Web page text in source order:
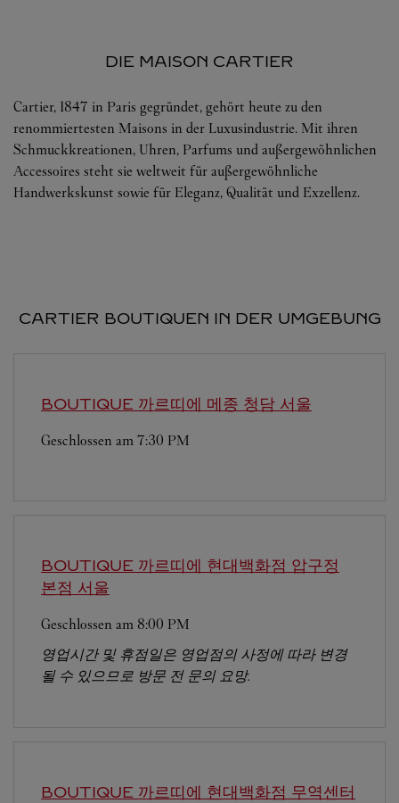
DIE MAISON CARTIER
Cartier, 1847 in Paris gegründet, gehört heute zu den
renommiertesten Maisons in der Luxusindustrie. Mit ihren
Schmuckkreationen, Uhren, Parfums und außergewöhnlichen
Accessoires steht sie weltweit für außergewöhnliche
Handwerkskunst sowie für Eleganz, Qualität und Exzellenz.
CARTIER BOUTIQUEN IN DER UMGEBUNG
BOUTIQUE 까르띠에 메종 청담 서울
Geschlossen am 7:30 PM
BOUTIQUE 까르띠에 현대백화점 압구정
본점 서울
Geschlossen am 8:00 PM
영업시간 및 휴점일은 영업점의 사정에 따라 변경
될 수 있으므로 방문 전 문의 요망.
BOUTIQUE 까르띠에 현대백화점 무역센터